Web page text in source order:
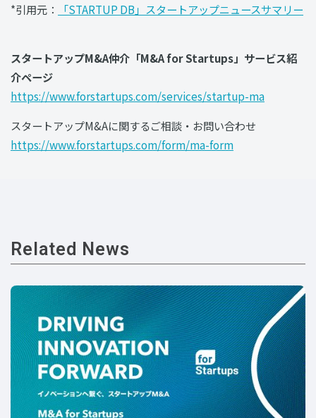
*引用元： 「STARTUP DB」スタートアップニュースサマリー
スタートアップM&A仲介「M&A for Startups」サービス紹
介ページ
https://www.forstartups.com/services/startup-ma
‍スタートアップM&Aに関するご相談・お問い合わせ
https://www.forstartups.com/form/ma-form
Related News